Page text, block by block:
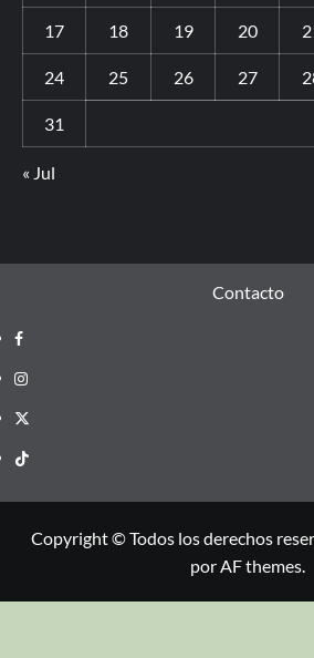
17 18 19 20
24 25 26 27
31
« Jul
Contacto
Copyright © Todos los derechos
por AF themes.